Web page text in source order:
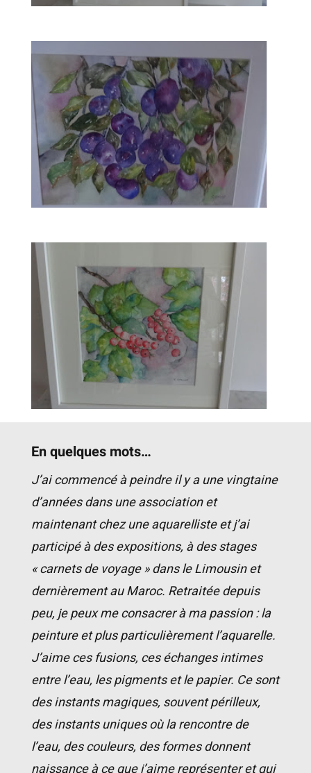
En quelques mots…
J’ai commencé à peindre il y a une vingtaine
d’années dans une association et
maintenant chez une aquarelliste et j’ai
participé à des expositions, à des stages
« carnets de voyage » dans le Limousin et
dernièrement au Maroc. Retraitée depuis
peu, je peux me consacrer à ma passion : la
peinture et plus particulièrement l’aquarelle.
J’aime ces fusions, ces échanges intimes
entre l’eau, les pigments et le papier. Ce sont
des instants magiques, souvent périlleux,
des instants uniques où la rencontre de
l’eau, des couleurs, des formes donnent